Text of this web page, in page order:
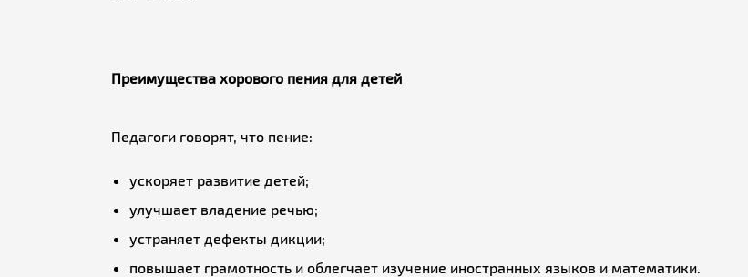
Преимущества хорового пения для детей
Педагоги говорят, что пение:
ускоряет развитие детей;
улучшает владение речью;
устраняет дефекты дикции;
повышает грамотность и облегчает изучение иностранных языков и математики.